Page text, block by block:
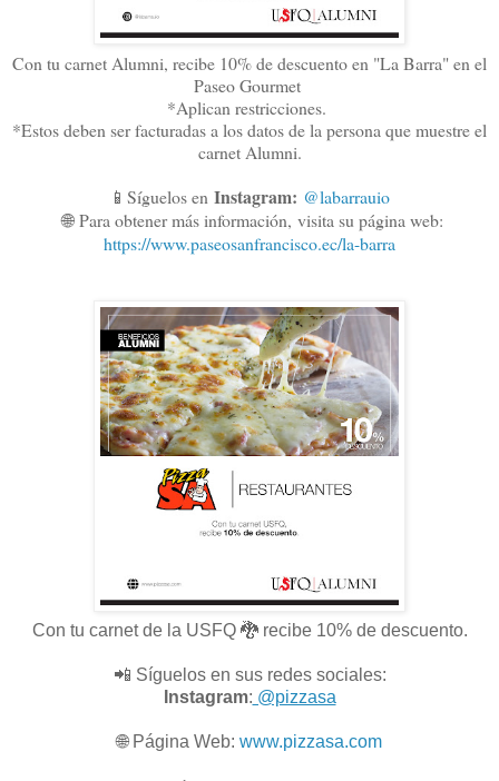
Con tu carnet Alumni, recibe 10% de descuento en "La Barra" en el
Paseo Gourmet
*Aplican restricciones.
*Estos deben ser facturadas a los datos de la persona que muestre el
carnet Alumni.
📱Síguelos en Instagram: @labarrauio
🌐Para obtener más información, visita su página web:
https://www.paseosanfrancisco.ec/la-barra
Con tu carnet de la USFQ 🐉 recibe 10% de descuento.
📲 Síguelos en sus redes sociales:
Instagram: @pizzasa
🌐 Página Web: www.pizzasa.com